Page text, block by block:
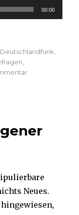
00:00
Deutschlandfunk
zu
Neues.